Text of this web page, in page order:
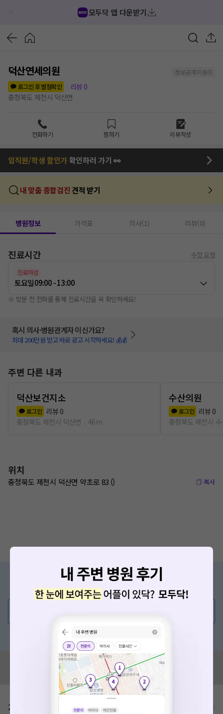
모두닥 앱 다운받기
덕산연세의원
정보공개 미동의
로그인 후 별점확인
리뷰 0
충청북도 제천시 덕산면
전화하기 찜하기 리뷰작성
임직원/학생 할인가확인하러 가기 👀
내 맞춤 종합검진 견적 받기
병원정보 가격표 의사(1) 리뷰(0)
진료시간 수정 요청
진료마감
토요일09:00 - 13:00
※ 방문 전 전화를 통해 진료시간을 꼭 확인하세요!
혹시 의사·병원관계자 이신가요?
최대 200만원 받고 바로 광고 시작하세요! 💰💰
주변 다른 내과
덕산보건지소
로그인 리뷰 0
충청북도 제천시 덕산면
46m
수산의원
로그인 리뷰 0
충청북도 제천시
위치
충청북도 제천시 덕산면 약초로 83 () 복사
증상/치료, 궁금한 점이 있나요?
의사가 직접 답해드려요!
혹은, 의료상담 서비스에 다양한 게시글 보러가기
혹시 잘못된 병원정보가 있나요?
모두닥 팀에 알려주세요!
가격표